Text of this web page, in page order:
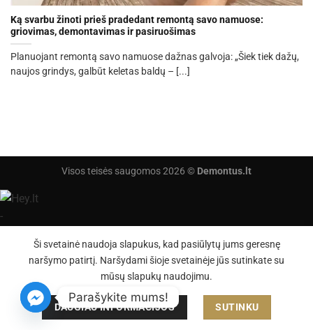
Ką svarbu žinoti prieš pradedant remontą savo namuose:
griovimas, demontavimas ir pasiruošimas
Planuojant remontą savo namuose dažnas galvoja: „Šiek tiek dažų,
naujos grindys, galbūt keletas baldų – [...]
Visos teisės saugomos 2026 © Demontus.lt
Ši svetainė naudoja slapukus, kad pasiūlytų jums geresnę
naršymo patirtį. Naršydami šioje svetainėje jūs sutinkate su
mūsų slapukų naudojimu.
DAUGIAU INFORMACIJOS SUTINKU
Parašykite mums!